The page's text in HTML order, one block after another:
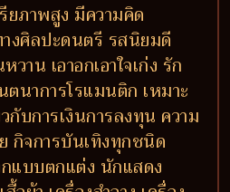
ภาพสูง มีความคิด
งศิลปะดนตรี รสนิยมดี
าน เอาอกเอาใจเก่ง รัก
นาการโรแมนติก เหมาะ
กับการเงินการลงทุน ความ
กิจการบันเทิงทุกชนิด
แบบตกแต่ง นักแสดง